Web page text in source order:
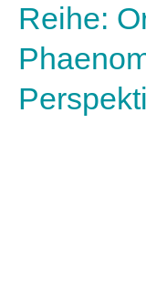
Reihe: